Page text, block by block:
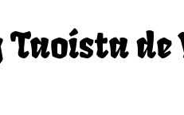
Taoísta